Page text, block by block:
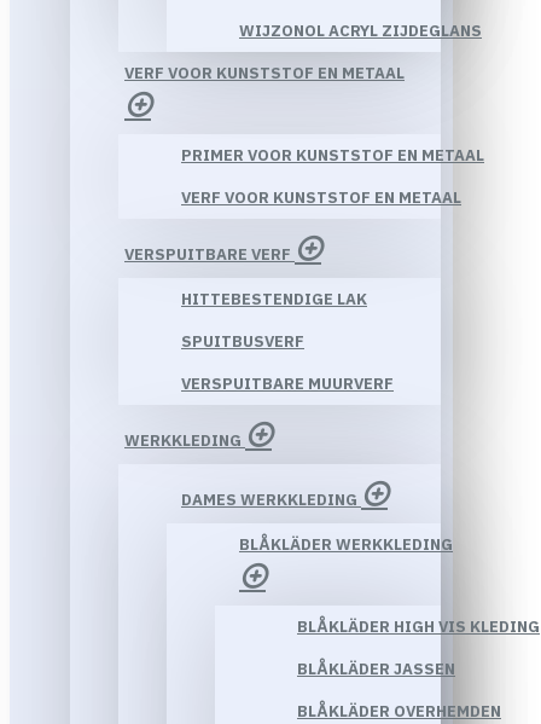
WIJZONOL ACRYL ZIJDEGLANS
VERF VOOR KUNSTSTOF EN METAAL
PRIMER VOOR KUNSTSTOF EN METAAL
VERF VOOR KUNSTSTOF EN METAAL
VERSPUITBARE VERF
HITTEBESTENDIGE LAK
SPUITBUSVERF
VERSPUITBARE MUURVERF
WERKKLEDING
DAMES WERKKLEDING
BLÅKLÄDER WERKKLEDING
BLÅKLÄDER HIGH VIS KLEDING
BLÅKLÄDER JASSEN
BLÅKLÄDER OVERHEMDEN